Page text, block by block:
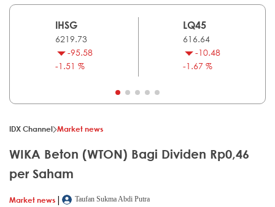
IHSG
6219.73
-95.58
-1.51 %
LQ45
616.64
-10.48
-1.67 %
IDX Channel Market news
WIKA Beton (WTON) Bagi Dividen Rp0,46
per Saham
Market news |
Taufan Sukma Abdi Putra